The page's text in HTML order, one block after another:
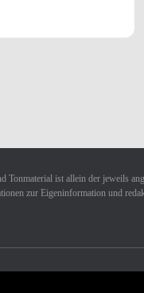
ist allein der jeweils
zur Eigeninformation und